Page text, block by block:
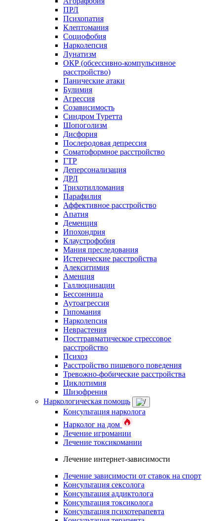
ПРЛ
Психопатия
Клептомания
Социофобия
Нарколепсия
Лунатизм
ОКР (обсессивно-компульсивное
расстройство)
Панические атаки
Булимия
Агрессия
Созависимость
Синдром Туретта
Шопоголизм
Дисфория
Послеродовая депрессия
Соматоформное расстройство
ГТР
Деперсонализация
ДРЛ
Трихотилломания
Парафилия
Аффективное расстройство
Апатия
Деменция
Ипохондрия
Клаустрофобия
Мания преследования
Истерические расстройства
Алекситимия
Аменция
Галлюцинации
Бессонница
Аутоагрессия
Гипомания
Нарколепсия
Неврастения
Посттравматическое стрессовое
расстройство
Психоз
Расстройство пищевого поведения
Тревожно-фобические расстройства
Циклотимия
Шизофрения
Наркологическая помощь
Консультация нарколога
Нарколог на дом
Лечение игромании
Лечение токсикомании
Лечение интернет-зависимости
Лечение зависимости от ставок на спорт
Консультация сексолога
Консультация аддиктолога
Консультация токсиколога
Консультация психотерапевта